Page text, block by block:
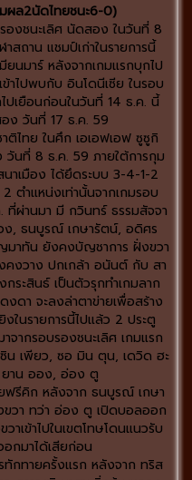
ผล2นัดไทยชนะ6-0)
งชนะเลิศ นัดสอง ในวันที่ 8
สถาน แชมป์เก่าในรายการนี้
นมาร์ หลังจากเกมแรกบุกไป
ข้าไปพบกับ อินโดนีเซีย ในรอบ
ปเยือนก่อนในวันที่ 14 ธ.ค. นี้
ง วันที่ 17 ธ.ค. 59
ติไทย ในศึก เอเอฟเอฟ ซูซูกิ
นที่ 8 ธ.ค. 59 ภายใต้การกุม
าเมือง ได้ยึดระบบ 3-4-1-2
ตำแหน่งเท่านั้นจากเกมรอบ
ที่ผ่านมา มี กวินทร์ ธรรมสัจจา
ง, ธนบูรณ์ เกษารัตน์, อดิศร
าทัน ยังคงบัญชาการ ฝั่งขวา
คงวาง ปกเกล้า อนันต์ กับ สา
กระสินธ์ เป็นตัวรุกทำเกมลาก
ดา จะลงล่าตาข่ายเพื่อสร้าง
นรายการนี้ไปแล้ว 2 ประตู
ากรอบรองชนะเลิศ เกมแรก
น เพียว, ซอ มิน ตุน, เดวิด ฮะ
าน ออง, อ่อง ตู
ฟรีคิก หลังจาก ธนบูรณ์ เกษา
วา ทว่า อ่อง ตู เปิดบอลออก
เข้าไปในเขตโทษโดนแนวรับ
กมาได้เสียก่อน
ทักทายครั้งแรก หลังจาก ทริส